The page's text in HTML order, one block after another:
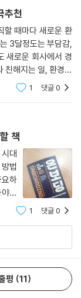
위한 조언, Part 2.
불편: 여전히 사람
불만족: 일이 만족스
환경에 적응하는
넘어선 상황에 대한
연봉도 커리어도
도 새로운 조직에
책이 될 것이다.
추천
할 때마다 새로운 환
3달정도는 부담감,
새로운 회사에서 경
친해지는 일, 환경에
.... 이 고뇌는 새로
1 댓글0
책
대
법
하
지
반
1 댓글0
평 11